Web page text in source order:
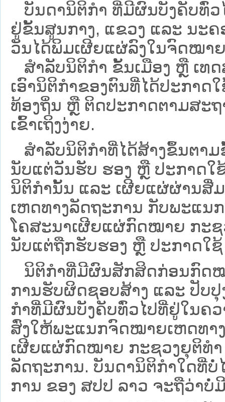
ບັນດານິຕິກໍາ ທີ່ມີຜົນບັງຄັບທົ່ວ
ຢູ່ຂັ້ນ​ສູນ​ກາງ, ແຂວງ ແລະ ນ
ວັນໄດ້ພິມເຜີຍແຜ່ລົງໃນຈົດໝາ
ສຳລັບນິ​ຕິ​ກຳ ຂັ້ນເມືອງ ຫຼື ເທ
ເອົານິຕິກຳຂອງຕົນທີ່ໄດ້ປະກາ
ທ້ອງຖິ່ນ ຫຼື ຕິດປະກາດຕາມສະ
ເຂົ້າເຖິງງ່າຍ.
ສໍາລັບນິຕິກໍາທີ່ໄດ້ສ້າງຂຶ້ນຕາ
ນັບແຕ່ວັນຮັບ ຮອງ ຫຼື ປະກາດໃ
ນິຕິກໍານັ້ນ ແລະ ເຜີຍແຜ່ຜ່ານສື່
ເຫດທາງລັດຖະການ ກັບ​ພະແນ
ໂຄສະນາເຜີຍແຜ່ກົດໝາຍ ກະ
ນັບແຕ່ຖືກຮັບຮອງ ຫຼື ປະກາດໃຊ້
ນິ​ຕິ​ກຳ​ທີ່​ມີ​ຜົນ​ສັກ​ສິດ​ກ່ອນ​ກົດ​ໝ
ການ​ຮັບ​ຜິດ​ຊອບ​ສ້າງ ແລະ ປັບ​
ກໍາທີ່ມີຜົນບັງຄັບທົ່ວໄປທີ່ຢູ່ໃນຄ
ສົ່ງໃຫ້​ພະແນກຈົດ​ໝາຍ​ເຫດ​ທາ
ເຜີຍແຜ່ກົດໝາຍ ກະຊວງຍຸຕິທໍ
ລັດຖະການ. ບັນ​ດາ​ນິ​ຕິ​ກຳ​ໃດ​ທີ່
ການ ຂອງ ສປ​ປ ລາວ ​ຈະຖື​ວ່າ